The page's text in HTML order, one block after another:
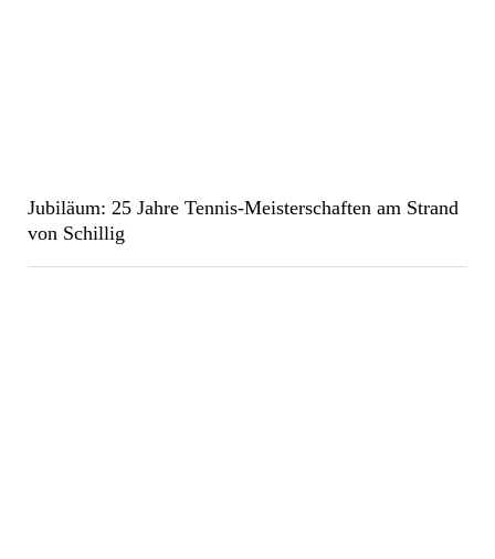
Jubiläum: 25 Jahre Tennis-Meisterschaften am Strand
von Schillig